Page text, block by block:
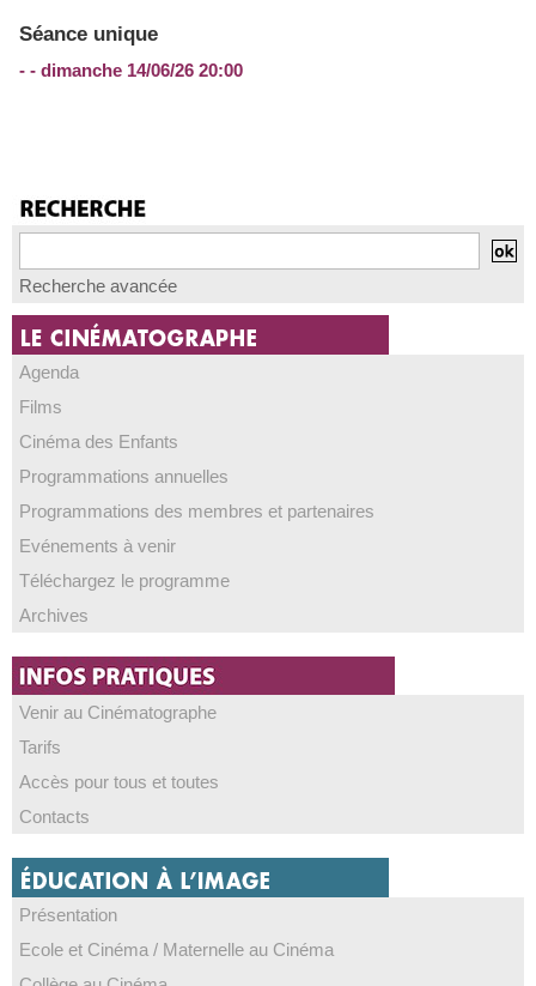
Séance unique
- - dimanche 14/06/26 20:00
Recherche avancée
Agenda
Films
Cinéma des Enfants
Programmations annuelles
Programmations des membres et partenaires
Evénements à venir
Téléchargez le programme
Archives
Venir au Cinématographe
Tarifs
Accès pour tous et toutes
Contacts
Présentation
Ecole et Cinéma / Maternelle au Cinéma